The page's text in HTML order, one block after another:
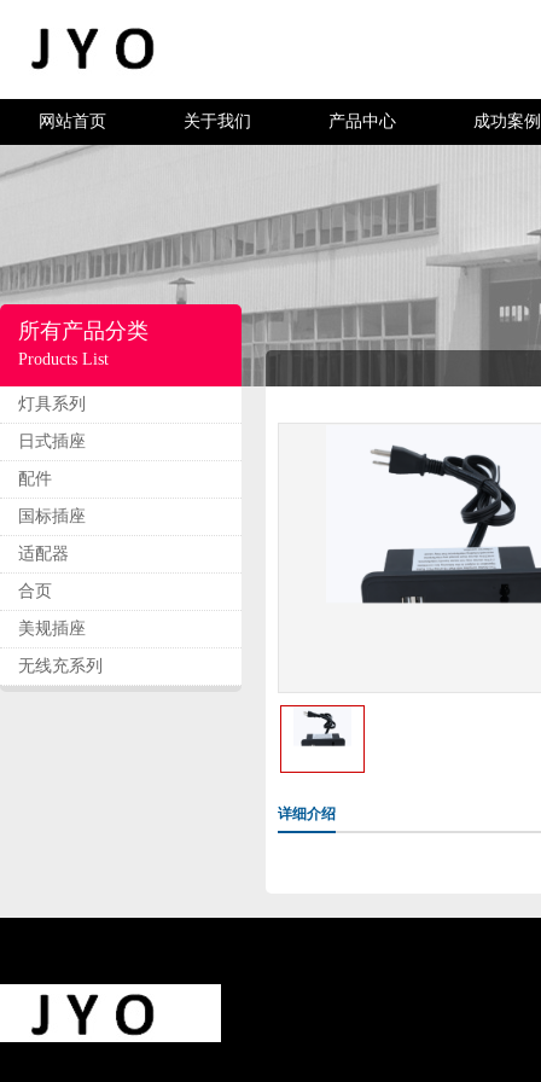
网站首页 关于我们 产品中心 成功案例
所有产品分类
Products List
灯具系列
日式插座
配件
国标插座
适配器
合页
美规插座
无线充系列
详细介绍